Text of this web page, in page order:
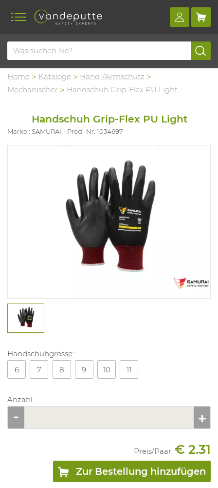
Home Kataloge
Hand-/Armschutz
Mechanischer
Handschuh Grip-Flex PU Light
Handschuh Grip-Flex PU Light
Marke : SAMURAI Prod.-Nr. 1034697
Handschuhgrösse:
6
7 8 9 10 11
Anzahl
Preis/Paar: € 2.31
Zur Bestellung hinzufügen